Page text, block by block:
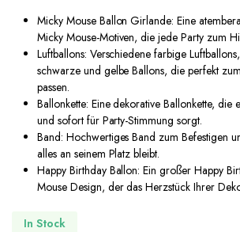
Micky Mouse Ballon Girlande: Eine
Micky Mouse-Motiven, die jede Party zum
Luftballons: Verschiedene farbige
schwarze und gelbe Ballons, die perfekt
passen.
Ballonkette: Eine dekorative Ballonkette, die
und sofort für Party-Stimmung sorgt.
Band: Hochwertiges Band zum Befestigen
alles an seinem Platz bleibt.
Happy Birthday Ballon: Ein großer Happy
Mouse Design, der das Herzstück Ihrer
In Stock